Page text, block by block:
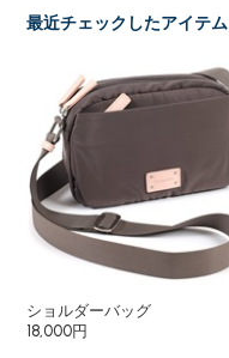
最近チェックしたアイテム
ショルダーバッグ
18,000円